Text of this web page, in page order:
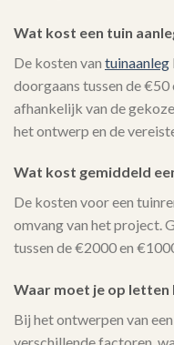
Wat kost een tuin
De kosten van tuinaanleg
doorgaans tussen de
afhankelijk van de
het ontwerp en de
Wat kost gemiddeld
De kosten voor een
omvang van het project.
tussen de €2000 en
Waar moet je op
Bij het ontwerpen van